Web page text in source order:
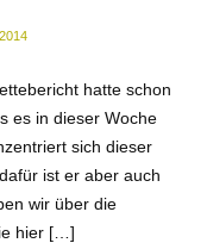
hatte schon
es in dieser Woche
sich dieser
ist er aber auch
wir über die
hier […]